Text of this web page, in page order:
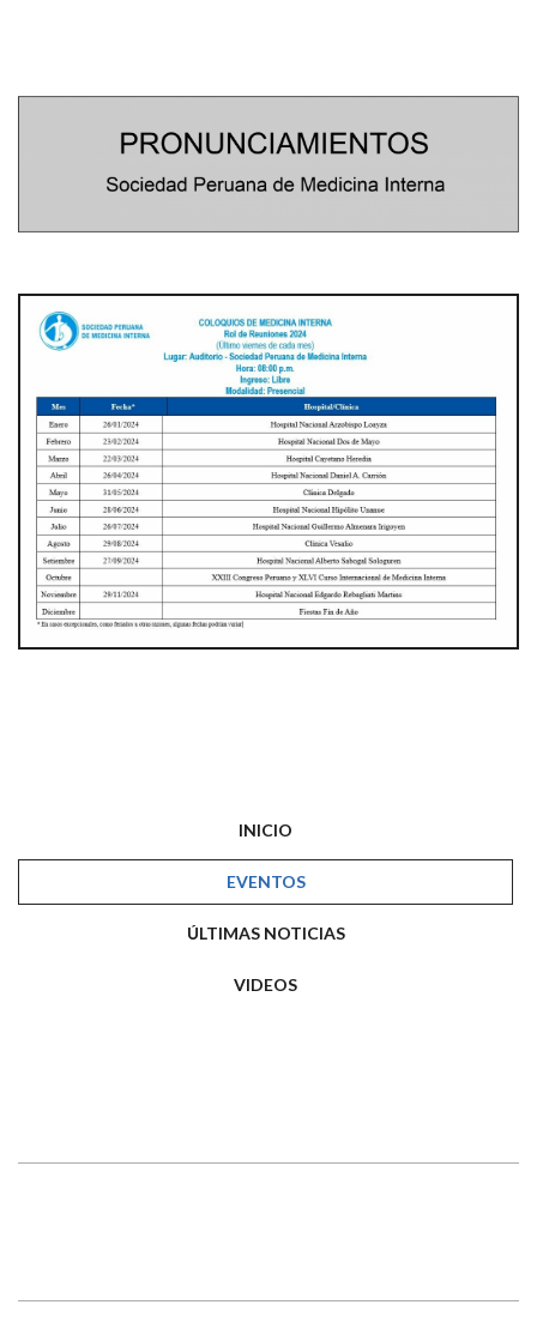
INICIO
EVENTOS
ÚLTIMAS NOTICIAS
VIDEOS